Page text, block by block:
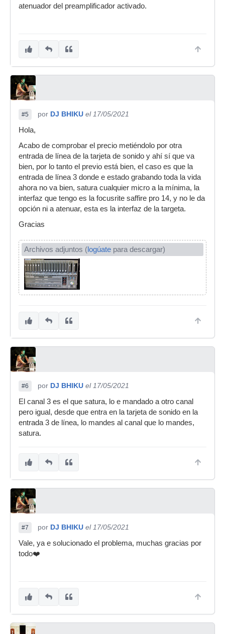
atenuador del preamplificador activado.
#5 por DJ BHIKU el 17/05/2021
Hola,
Acabo de comprobar el precio metiéndolo por otra
entrada de línea de la tarjeta de sonido y ahí sí que va
bien, por lo tanto el previo está bien, el caso es que la
entrada de línea 3 donde e estado grabando toda la vida
ahora no va bien, satura cualquier micro a la mínima, la
interfaz que tengo es la focusrite saffire pro 14, y no le da
opción ni a atenuar, esta es la interfaz de la targeta.
Gracias
Archivos adjuntos (logúate para descargar)
#6 por DJ BHIKU el 17/05/2021
El canal 3 es el que satura, lo e mandado a otro canal
pero igual, desde que entra en la tarjeta de sonido en la
entrada 3 de línea, lo mandes al canal que lo mandes,
satura.
#7 por DJ BHIKU el 17/05/2021
Vale, ya e solucionado el problema, muchas gracias por
todo❤️